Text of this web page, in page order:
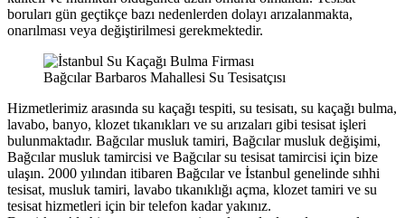
boruları gün geçtikçe bazı nedenlerden dolayı arızalanmakta,
onarılması veya değiştirilmesi gerekmektedir.
Bağcılar Barbaros Mahallesi Su Tesisatçısı
Hizmetlerimiz arasında su kaçağı tespiti, su tesisatı, su kaçağı bulma,
lavabo, banyo, klozet tıkanıkları ve su arızaları gibi tesisat işleri
bulunmaktadır. Bağcılar musluk tamiri, Bağcılar musluk değişimi,
Bağcılar musluk tamircisi ve Bağcılar su tesisat tamircisi için bize
ulaşın. 2000 yılından itibaren Bağcılar ve İstanbul genelinde sıhhi
tesisat, musluk tamiri, lavabo tıkanıklığı açma, klozet tamiri ve su
tesisat hizmetleri için bir telefon kadar yakınız.